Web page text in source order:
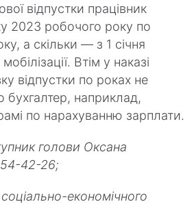
відпустки працівник
2023 робочого року по
а скільки — з 1 січня
Втім у наказі
відпустки по роках не
бухгалтер, наприклад,
по нарахуванню зарплати.
голови Оксана
42-26;
соціально-економічного